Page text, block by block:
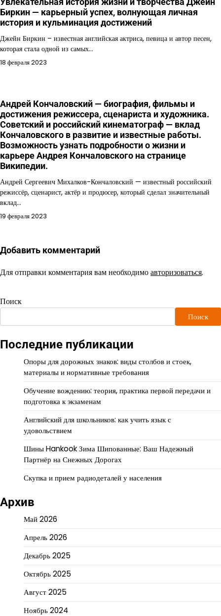
Биркин — карьерный успех, волнующая личная
история и кульминация достижений
Джейн Биркин – известная английская актриса, певица и автор песен,
которая стала одной из самых…
18 февраля 2023
Андрей Кончаловский — биография, фильмы и
достижения режиссера, сценариста и художника.
Советский и российский кинематограф — вклад
Кончаловского в развитие и известные работы.
Возможность узнать подробности о жизни и
карьере Андрея Кончаловского на странице
Википедии.
Андрей Сергеевич Михалков-Кончаловский — известный российский
режиссёр, сценарист, актёр и продюсер, который сделал значительный
вклад…
19 февраля 2023
Добавить комментарий
Для отправки комментария вам необходимоавторизоваться.
Поиск
Поиск
Последние публикации
Опоры для дорожных знаков: виды столбов и стоек,
материалы и нормативные требования
Обучение вождению: теория, практика первой передачи и
подготовка к экзаменам
Английский для школьников: как учить язык с
удовольствием
Шины Hankook Зима Шипованные: Ваш Надежный
Партнёр на Снежных Дорогах
Скупка и прием радиодеталей у населения
Архив
Май 2026
Апрель 2026
Декабрь 2025
Октябрь 2025
Август 2025
Ноябрь 2024